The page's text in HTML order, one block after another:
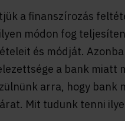
a finanszírozás
módon fog
és módját.
a bank miatt
arra, hogy bank
Mit tudunk tenni